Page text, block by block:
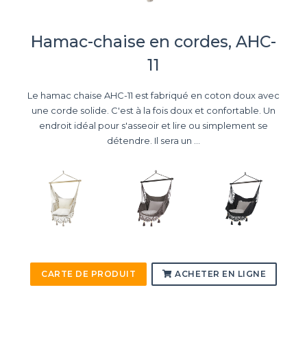
Hamac-chaise en cordes, AHC-
11
Le hamac chaise AHC-11 est fabriqué en coton doux avec
une corde solide. C'est à la fois doux et confortable. Un
endroit idéal pour s'asseoir et lire ou simplement se
détendre. Il sera un ...
CARTE DE PRODUIT ACHETER EN LIGNE